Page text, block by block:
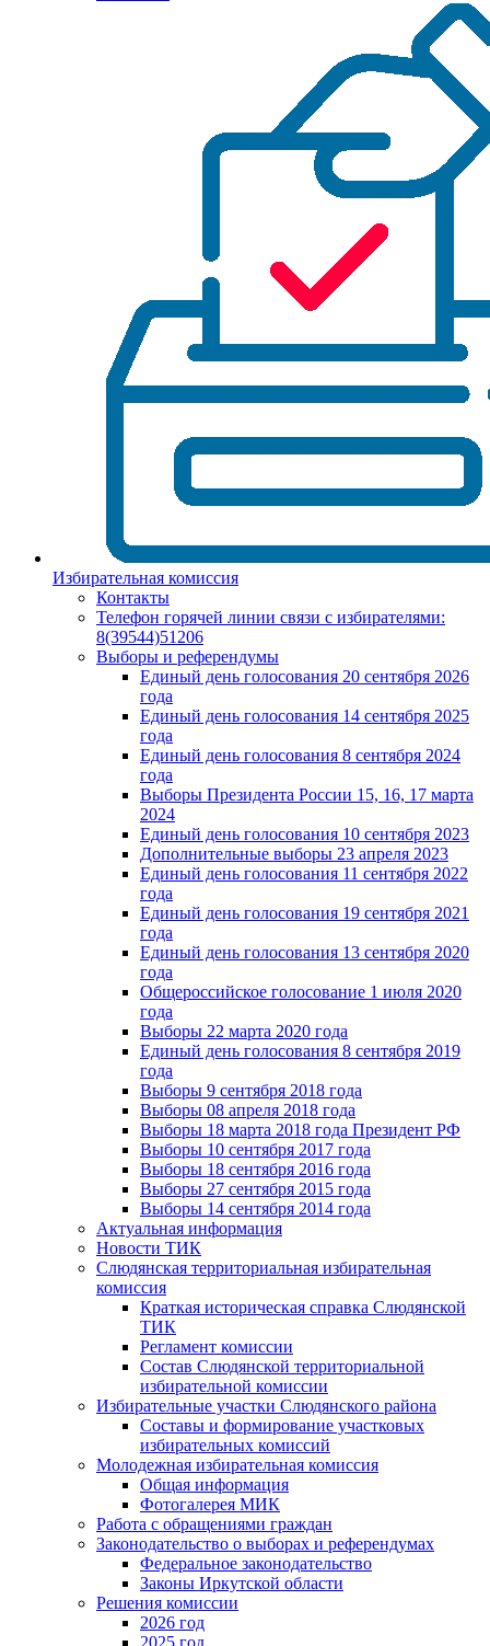
Избирательная комиссия
Контакты
Телефон горячей линии связи с избирателями:
8(39544)51206
Выборы и референдумы
Единый день голосования 20 сентября 2026
года
Единый день голосования 14 сентября 2025
года
Единый день голосования 8 сентября 2024
года
Выборы Президента России 15, 16, 17 марта
2024
Единый день голосования 10 сентября 2023
Дополнительные выборы 23 апреля 2023
Единый день голосования 11 сентября 2022
года
Единый день голосования 19 сентября 2021
года
Единый день голосования 13 сентября 2020
года
Общероссийское голосование 1 июля 2020
года
Выборы 22 марта 2020 года
Единый день голосования 8 сентября 2019
года
Выборы 9 сентября 2018 года
Выборы 08 апреля 2018 года
Выборы 18 марта 2018 года Президент РФ
Выборы 10 сентября 2017 года
Выборы 18 сентября 2016 года
Выборы 27 сентября 2015 года
Выборы 14 сентября 2014 года
Актуальная информация
Новости ТИК
Слюдянская территориальная избирательная
комиссия
Краткая историческая справка Слюдянской
ТИК
Регламент комиссии
Состав Слюдянской территориальной
избирательной комиссии
Избирательные участки Слюдянского района
Составы и формирование участковых
избирательных комиссий
Молодежная избирательная комиссия
Общая информация
Фотогалерея МИК
Работа с обращениями граждан
Законодательство о выборах и референдумах
Федеральное законодательство
Законы Иркутской области
Решения комиссии
2026 год
2025 год